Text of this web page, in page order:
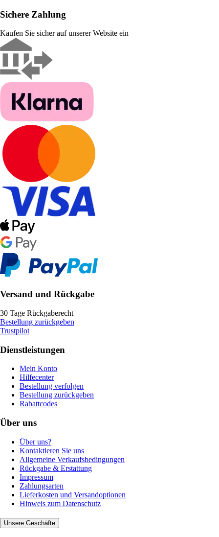
Sichere Zahlung
Kaufen Sie sicher auf unserer Website ein
Versand und Rückgabe
30 Tage Rückgaberecht
Bestellung zurückgeben
Trustpilot
Dienstleistungen
Mein Konto
Hilfecenter
Bestellung verfolgen
Bestellung zurückgeben
Rabattcodes
Über uns
Über uns?
Kontaktieren Sie uns
Allgemeine Verkaufsbedingungen
Rückgabe & Erstattung
Impressum
Zahlungsarten
Lieferkosten und Versandoptionen
Hinweis zum Datenschutz
Unsere Geschäfte